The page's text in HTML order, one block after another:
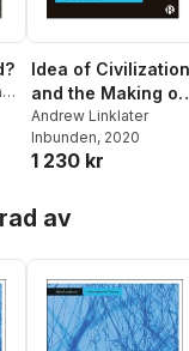
Idea of Civilization
and the Making of
the Global Order
Andrew Linklater
Inbunden, 2020
1 230 kr
av